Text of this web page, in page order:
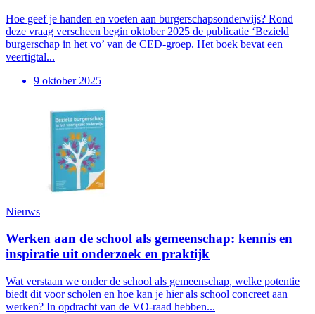
Hoe geef je handen en voeten aan burgerschapsonderwijs? Rond
deze vraag verscheen begin oktober 2025 de publicatie ‘Bezield
burgerschap in het vo’ van de CED-groep. Het boek bevat een
veertigtal...
9 oktober 2025
Nieuws
Werken aan de school als gemeenschap: kennis en
inspiratie uit onderzoek en praktijk
Wat verstaan we onder de school als gemeenschap, welke potentie
biedt dit voor scholen en hoe kan je hier als school concreet aan
werken? In opdracht van de VO-raad hebben...